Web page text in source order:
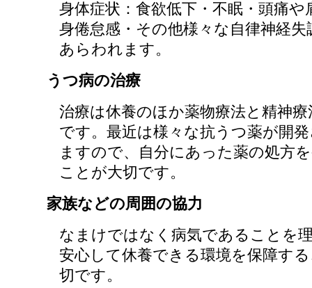
身体症状：食欲低下・不眠・頭痛や
身倦怠感・その他様々な自律神経失
あらわれます。
うつ病の治療
治療は休養のほか薬物療法と精神療
です。最近は様々な抗うつ薬が開
ますので、自分にあった薬の処方
ことが大切です。
家族などの周囲の協力
なまけではなく病気であることを
安心して休養できる環境を保障す
切です。